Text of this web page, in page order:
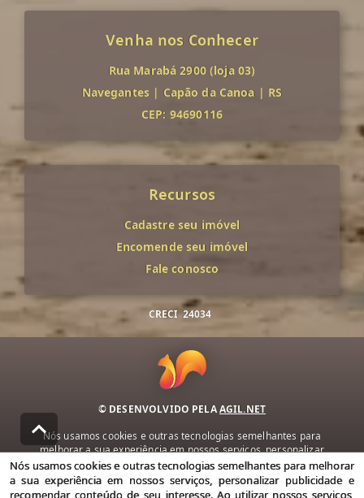
Venha nos Conhecer
Rua Marabá 2900 (loja 03)
Navegantes | Capão da Canoa | RS
CEP: 94690116
Recursos
Cadastre seu imóvel
Encomende seu imóvel
Fale conosco
CRECI 24034
© DESENVOLVIDO PELAAGIL.NET
Nós usamos cookies e outras tecnologias semelhantes para
melhorar a sua experiência em nossos serviços, personalizar
publicidade e recomendar conteúdo de seu interesse. Ao utilizar
nossos serviços, você concorda com nossa política de privacidade e
termos de uso.
Nós usamos cookies e outras tecnologias semelhantes para melhorar
a sua experiência em nossos serviços, personalizar publicidade e
recomendar conteúdo de seu interesse. Ao utilizar nossos serviços,